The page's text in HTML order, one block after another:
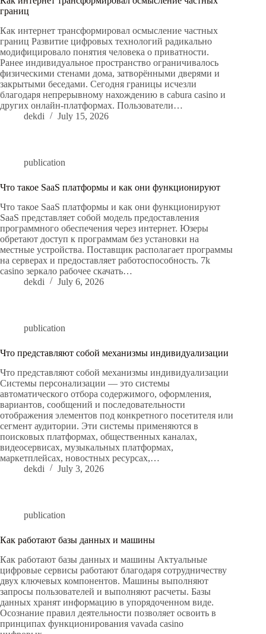
границ
Как интернет трансформировал осмысление частных
границ Развитие цифровых технологий радикально
модифицировало понятия человека о приватности.
Ранее индивидуальное пространство ограничивалось
физическими стенами дома, затворёнными дверями и
закрытыми беседами. Сегодня границы исчезли
благодаря непрерывному нахождению в cabura casino и
других онлайн-платформах. Пользователи…
dekdi
July 15, 2026
publication
Что такое SaaS платформы и как они функционируют
Что такое SaaS платформы и как они функционируют
SaaS представляет собой модель предоставления
программного обеспечения через интернет. Юзеры
обретают доступ к программам без установки на
местные устройства. Поставщик располагает программы
на серверах и предоставляет работоспособность. 7k
casino зеркало рабочее скачать…
dekdi
July 6, 2026
publication
Что представляют собой механизмы индивидуализации
Что представляют собой механизмы индивидуализации
Системы персонализации — это системы
автоматического отбора содержимого, оформления,
вариантов, сообщений и последовательности
отображения элементов под конкретного посетителя или
сегмент аудитории. Эти системы применяются в
поисковых платформах, общественных каналах,
видеосервисах, музыкальных платформах,
маркетплейсах, новостных ресурсах,…
dekdi
July 3, 2026
publication
Как работают базы данных и машины
Как работают базы данных и машины Актуальные
цифровые сервисы работают благодаря сотрудничеству
двух ключевых компонентов. Машины выполняют
запросы пользователей и выполняют расчеты. Базы
данных хранят информацию в упорядоченном виде.
Осознание правил деятельности позволяет освоить в
принципах функционирования vavada casino